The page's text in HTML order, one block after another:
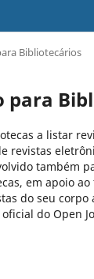
Bibliotecários
para
a listar
revistas
também
em apoio
do seu corpo
do Open